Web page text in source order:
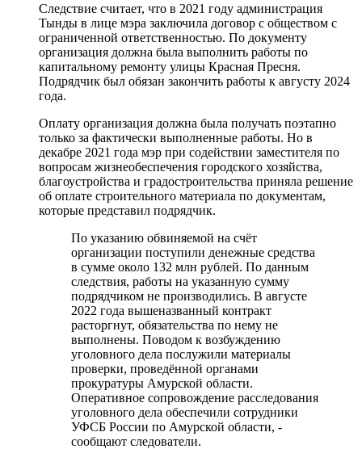
Следствие считает, что в 2021 году администрация
Тынды в лице мэра заключила договор с обществом с
ограниченной ответственностью. По документу
организация должна была выполнить работы по
капитальному ремонту улицы Красная Пресня.
Подрядчик был обязан закончить работы к августу 2024
года.
Оплату организация должна была получать поэтапно
только за фактически выполненные работы. Но в
декабре 2021 года мэр при содействии заместителя по
вопросам жизнеобеспечения городского хозяйства,
благоустройства и градостроительства приняла решение
об оплате строительного материала по документам,
которые представил подрядчик.
По указанию обвиняемой на счёт
организации поступили денежные средства
в сумме около 132 млн рублей. По данным
следствия, работы на указанную сумму
подрядчиком не производились. В августе
2022 года вышеназванный контракт
расторгнут, обязательства по нему не
выполнены. Поводом к возбуждению
уголовного дела послужили материалы
проверки, проведённой органами
прокуратуры Амурской области.
Оперативное сопровождение расследования
уголовного дела обеспечили сотрудники
УФСБ России по Амурской области, -
сообщают следователи.